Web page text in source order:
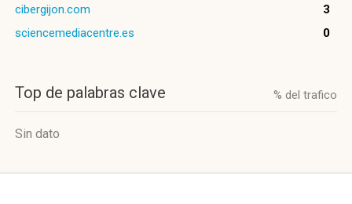
cibergijon.com
3
sciencemediacentre.es
0
Top de palabras clave % del trafico
Sin dato